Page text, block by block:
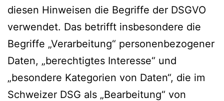
diesen Hinweisen die Begriffe der DSGVO
verwendet. Das betrifft insbesondere die
Begriffe „Verarbeitung“ personenbezogener
Daten, „berechtigtes Interesse“ und
„besondere Kategorien von Daten“, die im
Schweizer DSG als „Bearbeitung“ von